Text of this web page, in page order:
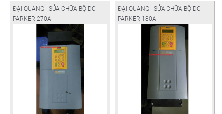
ĐẠI QUANG - SỬA CHỮA BỘ DC
PARKER 270A
ĐẠI QUANG - SỬA CHỮA BỘ DC
PARKER 180A